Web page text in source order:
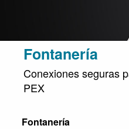
Fontanería
Conexiones seguras
PEX
Fontanería